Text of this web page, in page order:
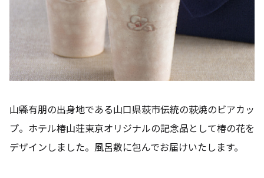
山縣有朋の出身地である山口県萩市伝統の萩焼のビアカッ
プ。ホテル椿山荘東京オリジナルの記念品として椿の花を
デザインしました。風呂敷に包んでお届けいたします。